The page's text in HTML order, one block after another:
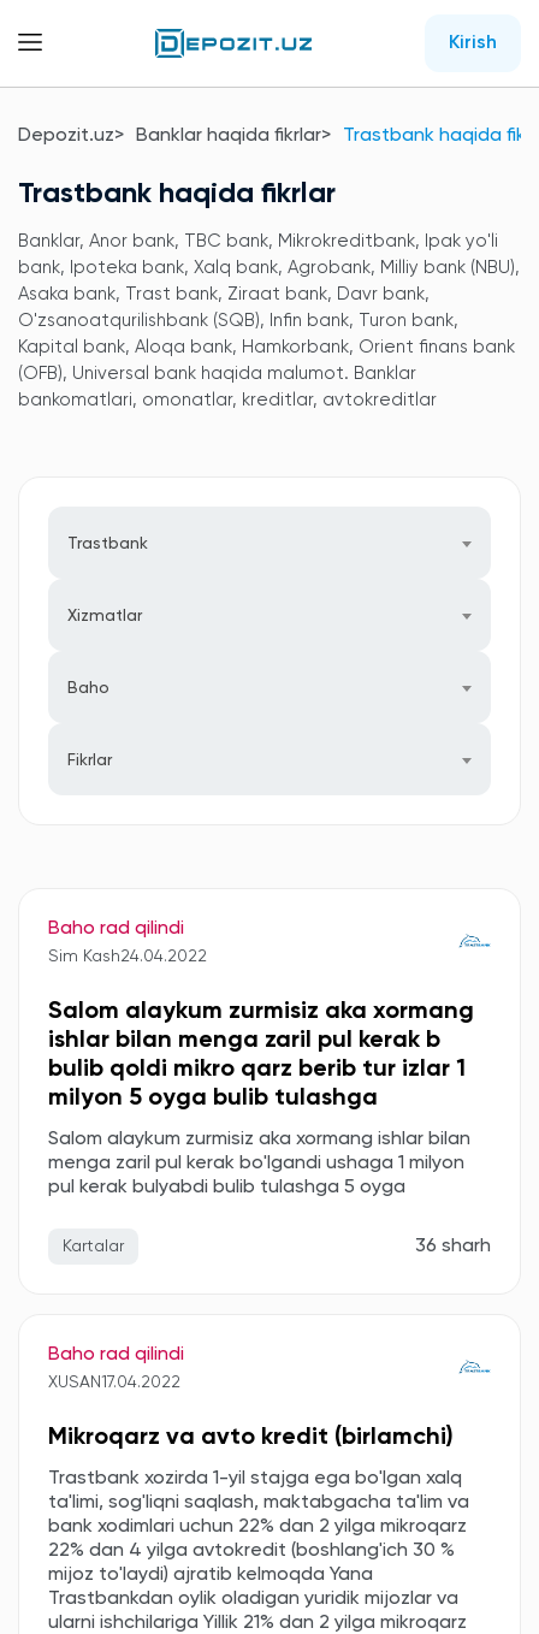
Kirish
Depozit.uz Banklar haqida fikrlar Trastbank haqida
Trastbank haqida fikrlar
Banklar, Anor bank, TBC bank, Mikrokreditbank, Ipak yo'li
bank, Ipoteka bank, Xalq bank, Agrobank, Milliy bank (NBU),
Asaka bank, Trast bank, Ziraat bank, Davr bank,
O'zsanoatqurilishbank (SQB), Infin bank, Turon bank,
Kapital bank, Aloqa bank, Hamkorbank, Orient finans bank
(OFB), Universal bank haqida malumot. Banklar
bankomatlari, omonatlar, kreditlar, avtokreditlar
Trastbank
Xizmatlar
Baho
Fikrlar
Baho rad qilindi
Sim Kash24.04.2022
Salom alaykum zurmisiz aka xormang
ishlar bilan menga zaril pul kerak b
bulib qoldi mikro qarz berib tur izlar 1
milyon 5 oyga bulib tulashga
Salom alaykum zurmisiz aka xormang ishlar bilan
menga zaril pul kerak bo'lgandi ushaga 1 milyon
pul kerak bulyabdi bulib tulashga 5 oyga
Kartalar 36 sharh
Baho rad qilindi
XUSAN17.04.2022
Mikroqarz va avto kredit (birlamchi)
Trastbank xozirda 1-yil stajga ega bo'lgan xalq
ta'limi, sog'liqni saqlash, maktabgacha ta'lim va
bank xodimlari uchun 22% dan 2 yilga mikroqarz
22% dan 4 yilga avtokredit (boshlang'ich 30 %
mijoz to'laydi) ajratib kelmoqda Yana
Trastbankdan oylik oladigan yuridik mijozlar va
ularni ishchilariga Yillik 21% dan 2 yilga mikroqarz